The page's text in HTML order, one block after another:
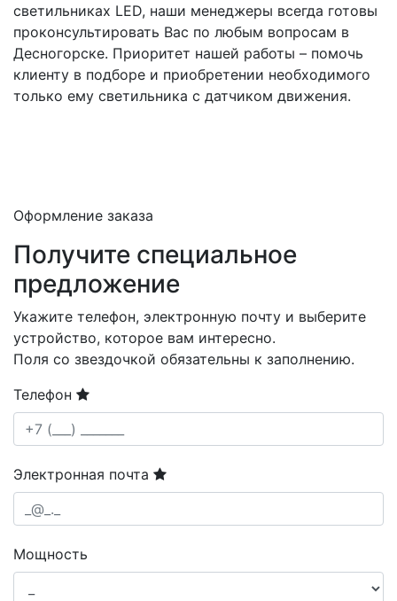
светильниках LED, наши менеджеры всегда готовы
проконсультировать Вас по любым вопросам в
Десногорске. Приоритет нашей работы – помочь
клиенту в подборе и приобретении необходимого
только ему светильника с датчиком движения.
Оформление заказа
Получите специальное
предложение
Укажите телефон, электронную почту и выберите
устройство, которое вам интересно.
Поля со звездочкой обязательны к заполнению.
Телефон
Электронная почта
Мощность